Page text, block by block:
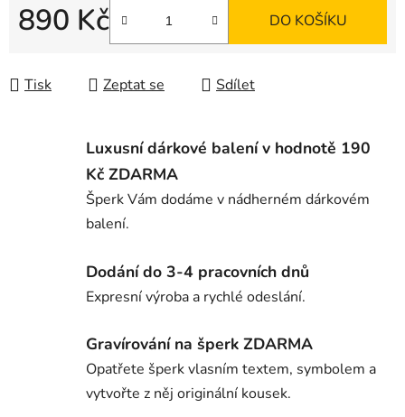
890 Kč DO KOŠÍKU
Tisk Zeptat se Sdílet
Luxusní dárkové balení v hodnotě 190
Kč ZDARMA
Šperk Vám dodáme v nádherném dárkovém
balení.
Dodání do 3-4 pracovních dnů
Expresní výroba a rychlé odeslání.
Gravírování na šperk ZDARMA
Opatřete šperk vlasním textem, symbolem a
vytvořte z něj originální kousek.